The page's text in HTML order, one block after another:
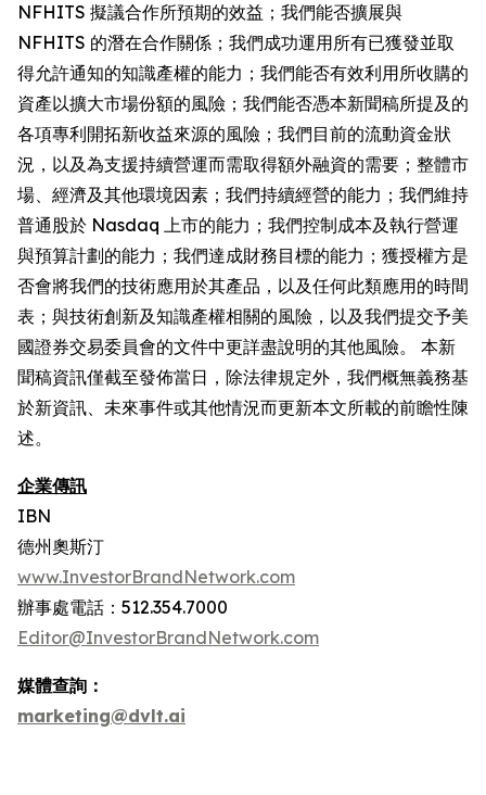
NFHITS 擬議合作所預期的效益；我們能否擴展與
NFHITS 的潛在合作關係；我們成功運用所有已獲發並取
得允許通知的知識產權的能力；我們能否有效利用所收購的
資產以擴大市場份額的風險；我們能否憑本新聞稿所提及的
各項專利開拓新收益來源的風險；我們目前的流動資金狀
況，以及為支援持續營運而需取得額外融資的需要；整體市
場、經濟及其他環境因素；我們持續經營的能力；我們維持
普通股於 Nasdaq 上市的能力；我們控制成本及執行營運
與預算計劃的能力；我們達成財務目標的能力；獲授權方是
否會將我們的技術應用於其產品，以及任何此類應用的時間
表；與技術創新及知識產權相關的風險，以及我們提交予美
國證券交易委員會的文件中更詳盡說明的其他風險。 本新
聞稿資訊僅截至發佈當日，除法律規定外，我們概無義務基
於新資訊、未來事件或其他情況而更新本文所載的前瞻性陳
述。
企業傳訊
IBN
德州奧斯汀
www.InvestorBrandNetwork.com
辦事處電話：512.354.7000
Editor@InvestorBrandNetwork.com
媒體查詢：
marketing@dvlt.ai